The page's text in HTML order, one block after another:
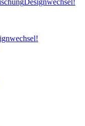
Designwechsel!